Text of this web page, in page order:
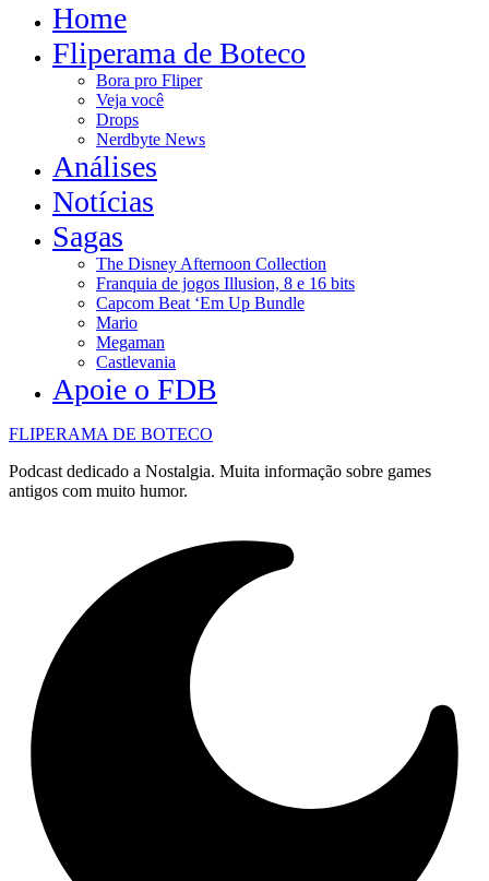
Home
Fliperama de Boteco
Bora pro Fliper
Veja você
Drops
Nerdbyte News
Análises
Notícias
Sagas
The Disney Afternoon Collection
Franquia de jogos Illusion, 8 e 16 bits
Capcom Beat ‘Em Up Bundle
Mario
Megaman
Castlevania
Apoie o FDB
FLIPERAMA DE BOTECO
Podcast dedicado a Nostalgia. Muita informação sobre games
antigos com muito humor.